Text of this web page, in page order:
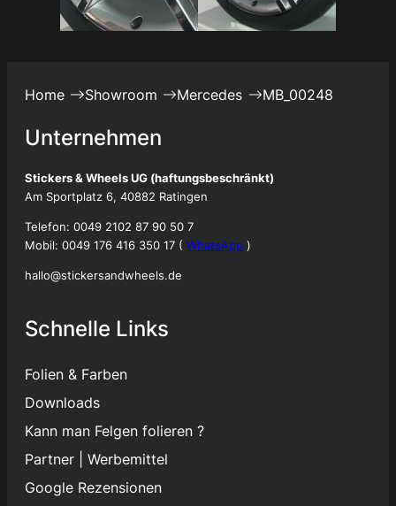
Home Showroom Mercedes MB_00248
Unternehmen
Stickers & Wheels UG (haftungsbeschränkt)
Am Sportplatz 6, 40882 Ratingen
Telefon: 0049 2102 87 90 50 7
Mobil: 0049 176 416 350 17 ( WhatsApp )
hallo@stickersandwheels.de
Schnelle Links
Folien & Farben
Downloads
Kann man Felgen folieren ?
Partner
Werbemittel
Google Rezensionen